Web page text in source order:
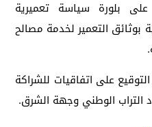
على بلورة سياسة تعميرية
التعمير لخدمة مصالح
على اتفاقيات للشراكة
التراب الوطني وجهة الشرق.